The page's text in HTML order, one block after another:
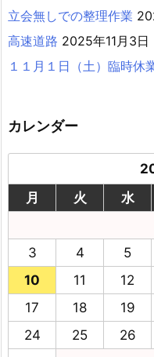
立会無しでの整理作業
高速道路 2025年11月3日
１１月１日（土）臨時休
カレンダー
月
火 水
3
4 5
10
11 12
17
18 19
24
25 26